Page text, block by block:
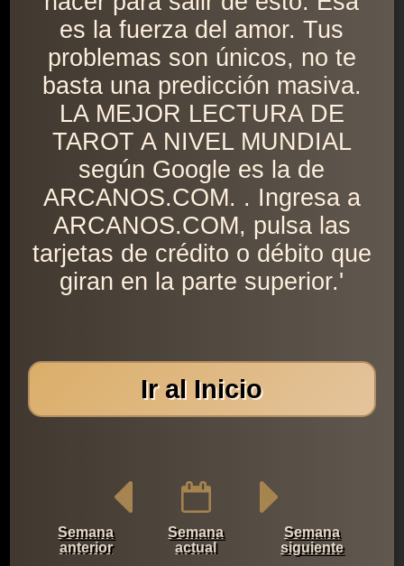
es la fuerza del amor. Tus
problemas son únicos, no te
basta una predicción masiva.
LA MEJOR LECTURA DE
TAROT A NIVEL MUNDIAL
según Google es la de
ARCANOS.COM. . Ingresa a
ARCANOS.COM, pulsa las
tarjetas de crédito o débito que
giran en la parte superior.'
Ir al Inicio
Semana
anterior
Semana
actual
Semana
siguiente